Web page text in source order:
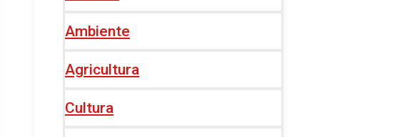
Ambiente
Agricultura
Cultura